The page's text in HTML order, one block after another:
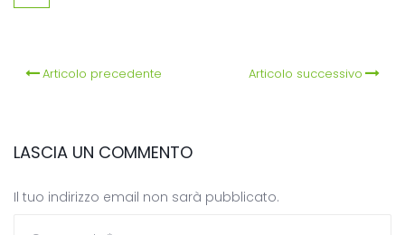
Articolo precedente Articolo successivo
LASCIA UN COMMENTO
Il tuo indirizzo email non sarà pubblicato.